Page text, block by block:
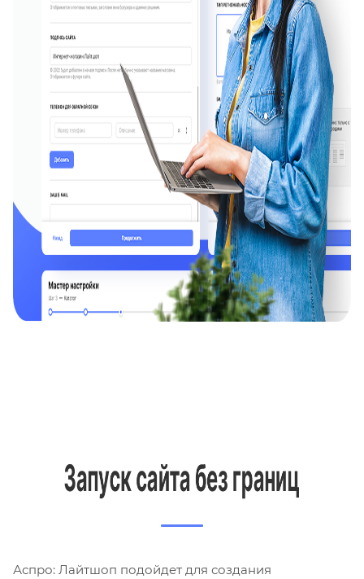
Аспро: Лайтшоп подойдет для создания